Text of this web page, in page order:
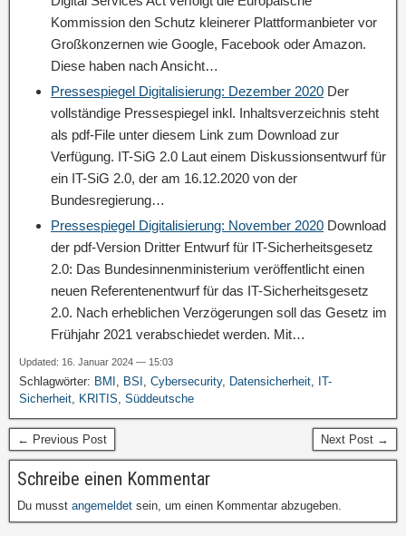
Kommission den Schutz kleinerer Plattformanbieter vor
Großkonzernen wie Google, Facebook oder Amazon.
Diese haben nach Ansicht…
Pressespiegel Digitalisierung: Dezember 2020 Der
vollständige Pressespiegel inkl. Inhaltsverzeichnis steht
als pdf-File unter diesem Link zum Download zur
Verfügung. IT-SiG 2.0 Laut einem Diskussionsentwurf für
ein IT-SiG 2.0, der am 16.12.2020 von der
Bundesregierung…
Pressespiegel Digitalisierung: November 2020 Download
der pdf-Version Dritter Entwurf für IT-Sicherheitsgesetz
2.0: Das Bundesinnenministerium veröffentlicht einen
neuen Referentenentwurf für das IT-Sicherheitsgesetz
2.0. Nach erheblichen Verzögerungen soll das Gesetz im
Frühjahr 2021 verabschiedet werden. Mit…
Updated: 16. Januar 2024 — 15:03
Schlagwörter: BMI , BSI , Cybersecurity, Datensicherheit, IT-
Sicherheit, KRITIS, Süddeutsche
← Previous Post Next Post →
Schreibe einen Kommentar
Du musst angemeldet sein, um einen Kommentar abzugeben.